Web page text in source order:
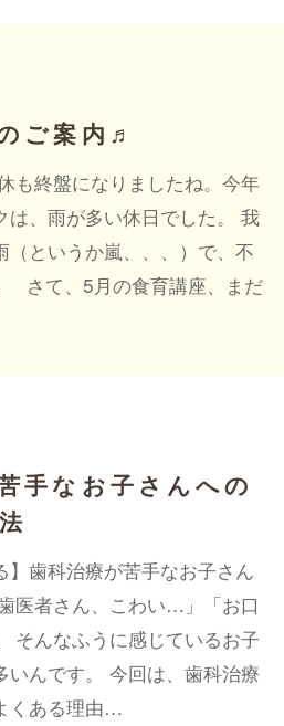
ご案内♬
も終盤になりましたね。今年
は、雨が多い休日でした。 我
（というか嵐、、、）で、不
さて、5月の食育講座、まだ
手なお子さんへの
】歯科治療が苦手なお子さん
医者さん、こわい…」「お口
そんなふうに感じているお子
いんです。 今回は、歯科治療
くある理由…